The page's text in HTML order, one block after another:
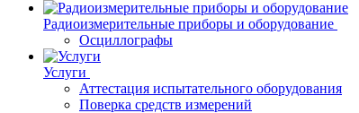
Радиоизмерительные приборы и оборудование
Осциллографы
Услуги
Аттестация испытательного оборудования
Поверка средств измерений